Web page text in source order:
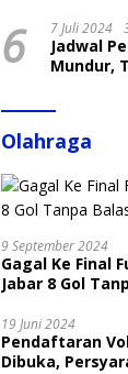
6 7 Juli 2024
Jadwal
Mundur,
Olahraga
9 September 2024
Gagal Ke Final
Jabar 8 Gol
19 Juni 2024
Pendaftaran
Dibuka,